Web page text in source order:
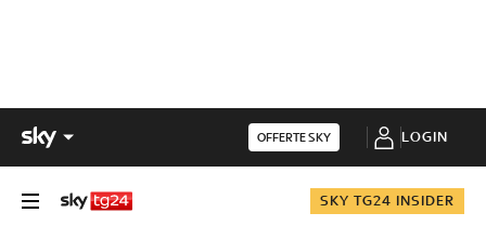
OFFERTE SKY LOGIN
SKY TG24 INSIDER